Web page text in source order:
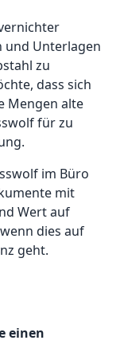
und Unterlagen
zu
dass sich
Mengen alte
für zu
im Büro
mit
Wert auf
dies auf
geht.
einen